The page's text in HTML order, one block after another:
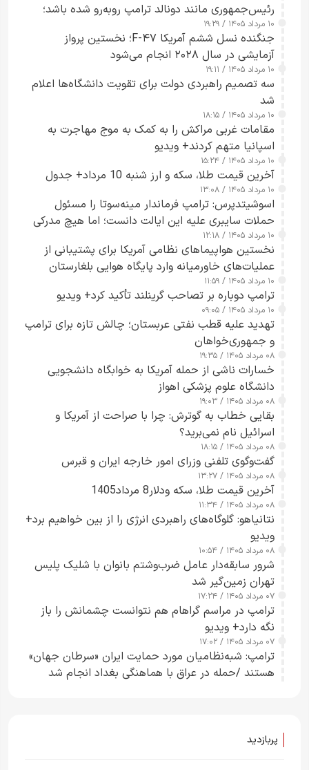
رئیس‌جمهوری مانند دونالد ترامپ روبه‌رو شده باشد؛
کسی که واقعاً دست به اقدام می‌زند
۱۰ مرداد ۱۴۰۵ / ۱۹:۲۹
جنگنده نسل ششم آمریکا F-۴۷؛ نخستین پرواز
آزمایشی در سال ۲۰۲۸ انجام می‌شود
۱۰ مرداد ۱۴۰۵ / ۱۹:۱۱
سه تصمیم راهبردی دولت برای تقویت دانشگاه‌ها اعلام
شد
۱۰ مرداد ۱۴۰۵ / ۱۸:۱۵
مقامات غربی مراکش را به کمک به موج مهاجرت به
اسپانیا متهم کردند+ ویدیو
۱۰ مرداد ۱۴۰۵ / ۱۵:۲۴
آخرین قیمت طلا، سکه و ارز شنبه 10 مرداد+ جدول
۱۰ مرداد ۱۴۰۵ / ۱۳:۰۸
اسوشیتدپرس: ترامپ فرماندار مینه‌سوتا را مسئول
حملات سایبری علیه این ایالت دانست؛ اما هیچ مدرکی
ارائه نکرد
۱۰ مرداد ۱۴۰۵ / ۱۲:۱۸
نخستین هواپیماهای نظامی آمریکا برای پشتیبانی از
عملیات‌های خاورمیانه وارد پایگاه هوایی بلغارستان
شدند
۱۰ مرداد ۱۴۰۵ / ۱۱:۵۹
ترامپ دوباره بر تصاحب گرینلند تأکید کرد+ ویدیو
۱۰ مرداد ۱۴۰۵ / ۰۹:۰۵
تهدید علیه قطب نفتی عربستان؛ چالش تازه برای ترامپ
و جمهوری‌خواهان
۰۸ مرداد ۱۴۰۵ / ۱۹:۳۵
خسارات ناشی از حمله آمریکا به خوابگاه دانشجویی
دانشگاه علوم پزشکی اهواز
۰۸ مرداد ۱۴۰۵ / ۱۹:۰۳
بقایی خطاب به گوترش: چرا با صراحت از آمریکا و
اسرائیل نام نمی‌برید؟
۰۸ مرداد ۱۴۰۵ / ۱۸:۱۵
گفت‌وگوی تلفنی وزرای امور خارجه ایران و قبرس
۰۸ مرداد ۱۴۰۵ / ۱۳:۲۷
آخرین قیمت طلا، سکه ودلار8 مرداد1405
۰۸ مرداد ۱۴۰۵ / ۱۱:۳۴
نتانیاهو: گلوگاه‌های راهبردی انرژی را از بین خواهیم برد+
ویدیو
۰۸ مرداد ۱۴۰۵ / ۱۰:۵۴
شرور سابقه‌دار عامل ضرب‌وشتم بانوان با شلیک پلیس
تهران زمین‌گیر شد
۰۷ مرداد ۱۴۰۵ / ۱۷:۲۴
ترامپ در مراسم گراهام هم نتوانست چشمانش را باز
نگه دارد+ ویدیو
۰۷ مرداد ۱۴۰۵ / ۱۷:۰۲
ترامپ: شبه‌نظامیان مورد حمایت ایران «سرطان جهان»
هستند /حمله در عراق با هماهنگی بغداد انجام شد
پربازدید